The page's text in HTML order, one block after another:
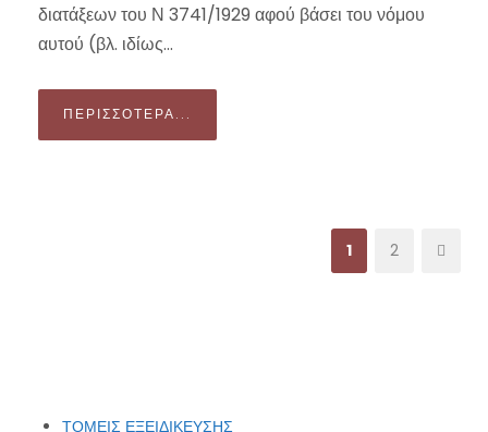
διατάξεων του Ν 3741/1929 αφού βάσει του νόμου
αυτού (βλ. ιδίως...
ΠΕΡΙΣΣΌΤΕΡΑ...
1 2
ΤΟΜΕΙΣ ΕΞΕΙΔΙΚΕΥΣΗΣ